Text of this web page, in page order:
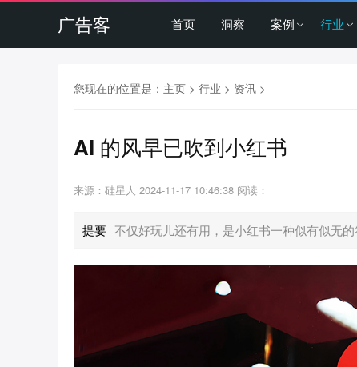
广告客 首页 洞察 案例 行业
您现在的位置是： 主页 > 行业 > 资讯 >
AI 的风早已吹到小红书
来源：硅星人 2024-11-17 10:46:38 阅读：
提要 不仅好玩儿还有用，是小红书一种似有似无